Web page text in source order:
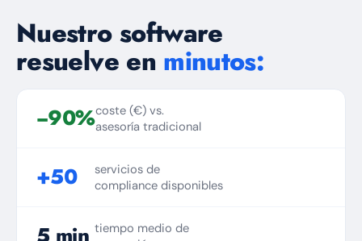
Nuestro software
resuelve en minutos:
−90%coste (€) vs.
asesoría tradicional
+50
servicios de
compliance disponibles
tiempo medio de